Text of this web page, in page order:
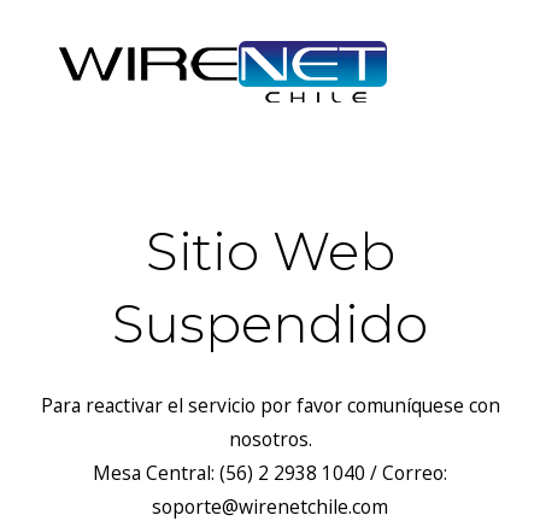
Sitio Web
Suspendido
Para reactivar el servicio por favor comuníquese con
nosotros.
Mesa Central: (56) 2 2938 1040 / Correo:
soporte@wirenetchile.com